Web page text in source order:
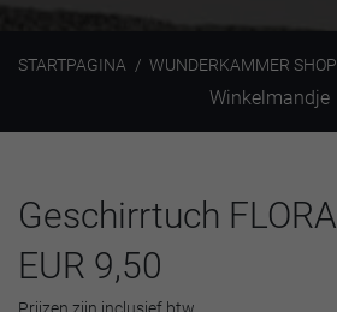
STARTPAGINA WUNDERKAMMER SHOP
Winkelmandje
Geschirrtuch FLORA
EUR 9,50